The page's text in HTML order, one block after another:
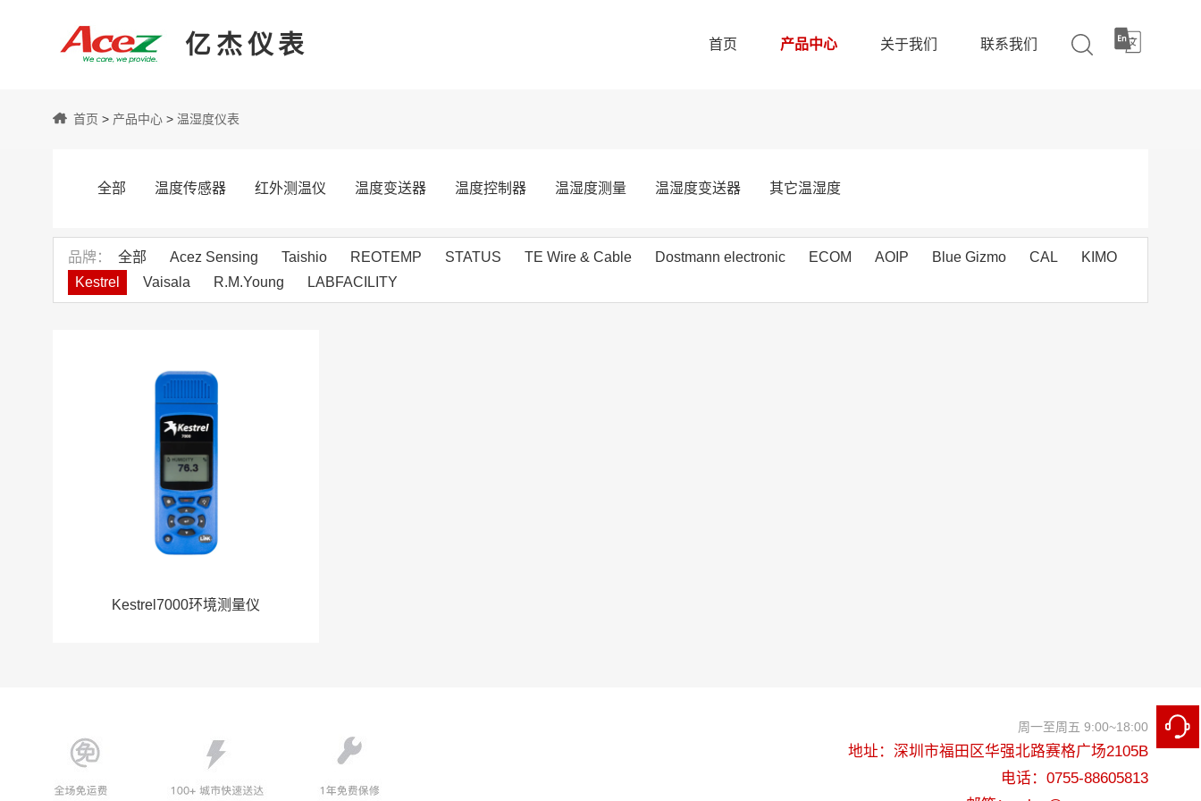
亿杰仪表
表
首页 产品中心 关于我们 联系我们
首页 > 产品中心 > 温湿度仪表
全部 温度传感器 红外测温仪 温度变送器 温度控制器 温湿度测量 温湿度变送器 其它温湿度
品牌 全部 Acez Sensing Taishio REOTEMP STATUS TE Wire & Cable Dostmann electronic ECOM AOIP Blue Gizmo CAL
KIMO
Kestrel
Vaisala R.M.Young LABFACILITY
Kestrel7000环境测量仪
周一至周五 9:00~18:00
地址：深圳市福田区华强北路赛格广场2105B
电话：0755-88605813